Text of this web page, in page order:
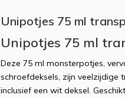
Unipotjes 75 ml
Unipotjes 75 ml
Deze 75 ml monsterpotjes,
schroefdeksels, zijn veelzijdige
inclusief een wit deksel.